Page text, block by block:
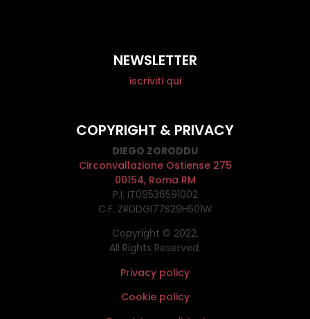
NEWSLETTER
iscriviti qui
COPYRIGHT & PRIVACY
DIEGO ZORODDU
Circonvallazione Ostiense 275
00154, Roma RM
P.I. IT09536591002
C.F. ZRDDGI77S29H501W
Copyright © 2022.
All Rights Reserved.
Privacy policy
Cookie policy